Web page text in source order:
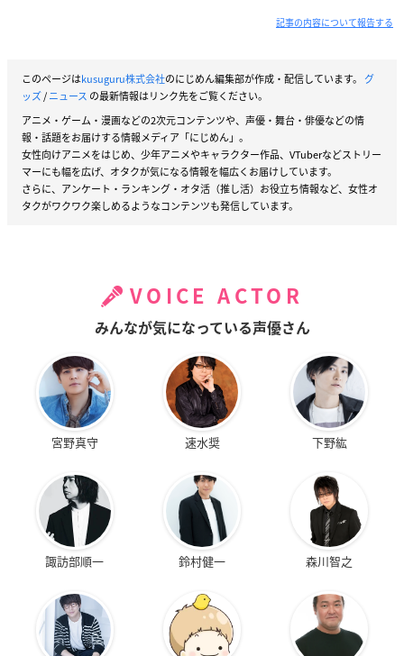
記事の内容について報告する
このページはkusuguru株式会社のにじめん編集部が作成・配信しています。 グ
ッズ/ニュース の最新情報はリンク先をご覧ください。
アニメ・ゲーム・漫画などの2次元コンテンツや、声優・舞台・俳優などの情
報・話題をお届けする情報メディア「にじめん」。
女性向けアニメをはじめ、少年アニメやキャラクター作品、VTuberなどストリー
マーにも幅を広げ、オタクが気になる情報を幅広くお届けしています。
さらに、アンケート・ランキング・オタ活（推し活）お役立ち情報など、女性オ
タクがワクワク楽しめるようなコンテンツも発信しています。
VOICE ACTOR
みんなが気になっている声優さん
宮野真守 速水奨 下野紘
諏訪部順一 鈴村健一 森川智之